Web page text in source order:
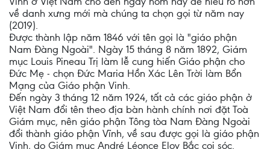
về danh xưng mới mà chúng ta chọn gọi từ năm nay
(2019).
Được thành lập năm 1846 với tên gọi là "giáo phận
Nam Đàng Ngoài". Ngày 15 tháng 8 năm 1892, Giám
mục Louis Pineau Trị làm lễ cung hiến Giáo phận cho
Đức Mẹ - chọn Đức Maria Hồn Xác Lên Trời làm Bổn
Mạng của Giáo phận Vinh.
Đến ngày 3 tháng 12 năm 1924, tất cả các giáo phận ở
Việt Nam đổi tên theo địa bàn hành chính nơi đặt Toà
Giám mục, nên giáo phận Tông tòa Nam Đàng Ngoài
đổi thành giáo phận Vĩnh, về sau được gọi là giáo phận
Vinh, do Giám mục André Léonce Eloy Bắc coi sóc.